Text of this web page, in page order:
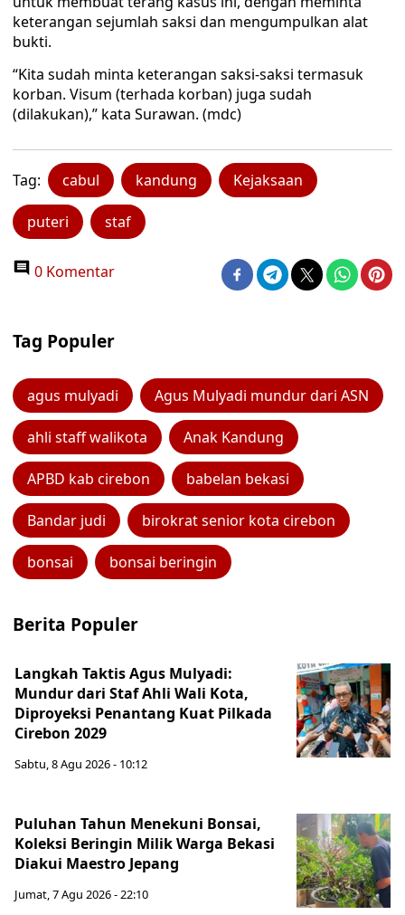
keterangan sejumlah saksi dan mengumpulkan alat
bukti.
“Kita sudah minta keterangan saksi-saksi termasuk
korban. Visum (terhada korban) juga sudah
(dilakukan),” kata Surawan. (mdc)
Tag: cabul kandung Kejaksaan
puteri staf
0 Komentar
Tag Populer
agus mulyadi Agus Mulyadi mundur dari ASN
ahli staff walikota Anak Kandung
APBD kab cirebon babelan bekasi
Bandar judi birokrat senior kota cirebon
bonsai bonsai beringin
Berita Populer
Langkah Taktis Agus Mulyadi:
Mundur dari Staf Ahli Wali Kota,
Diproyeksi Penantang Kuat Pilkada
Cirebon 2029
Sabtu, 8 Agu 2026 - 10:12
Puluhan Tahun Menekuni Bonsai,
Koleksi Beringin Milik Warga Bekasi
Diakui Maestro Jepang
Jumat, 7 Agu 2026 - 22:10